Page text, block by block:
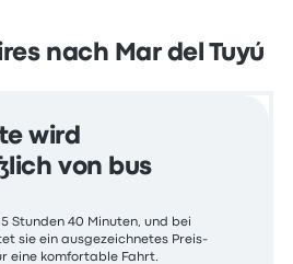
nach Mar del Tuyú
wird
von bus
Stunden 40 Minuten, und bei
sie ein ausgezeichnetes Preis-
eine komfortable Fahrt.